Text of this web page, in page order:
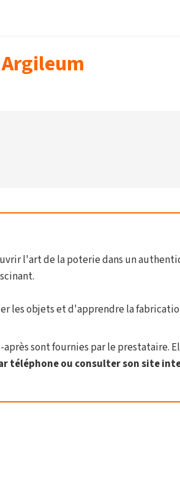
Argileum
l'art de la poterie dans un
les objets et d'apprendre la
sont fournies par le prestataire.
téléphone ou consulter son site